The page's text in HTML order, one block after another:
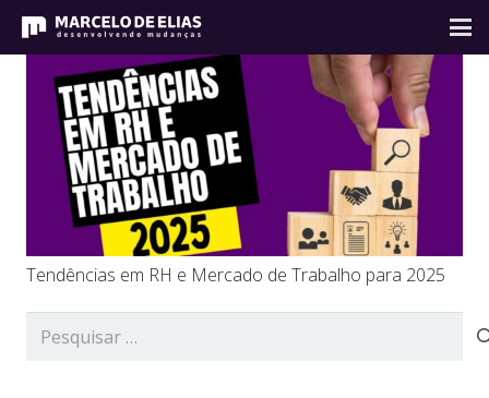
Tendências em RH e Mercado de Trabalho para 2025
Pesquisar